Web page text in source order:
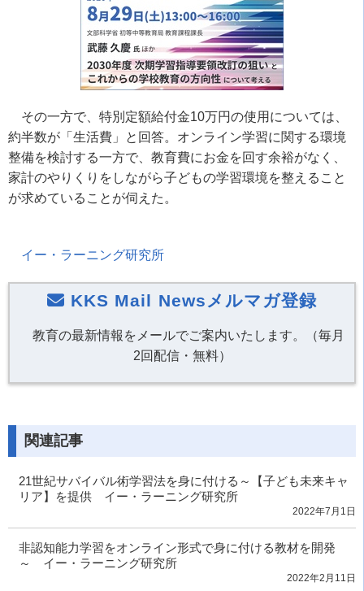
その一方で、特別定額給付金10万円の使用については、
約半数が「生活費」と回答。オンライン学習に関する環境
整備を検討する一方で、教育費にお金を回す余裕がなく、
家計のやりくりをしながら子どもの学習環境を整えること
が求めていることが伺えた。
イー・ラーニング研究所
KKS Mail Newsメルマガ登録
教育の最新情報をメールでご案内いたします。（毎月
2回配信・無料）
関連記事
21世紀サバイバル術学習法を身に付ける～【子ども未来キャ
リア】を提供 イー・ラーニング研究所
2022年7月1日
非認知能力学習をオンライン形式で身に付ける教材を開発
～ イー・ラーニング研究所
2022年2月11日